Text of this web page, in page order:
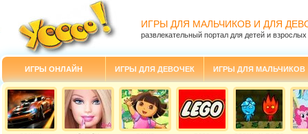
ИГРЫ ДЛЯ МАЛЬЧИКОВ И ДЛЯ
развлекательный портал для детей и взрослых
ИГРЫ ОНЛАЙН ИГРЫ ДЛЯ ДЕВОЧЕК ИГРЫ ДЛЯ МАЛЬЧИКОВ